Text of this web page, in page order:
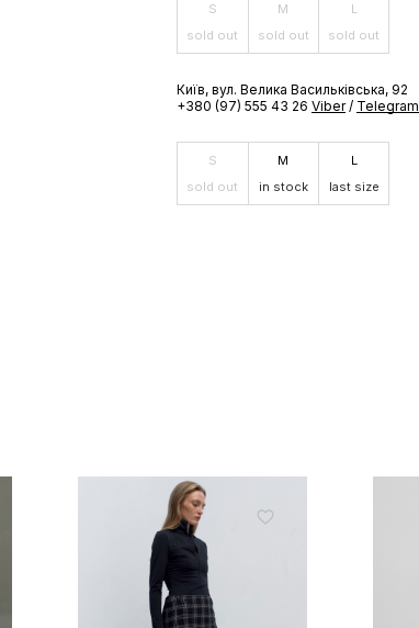
S
sold out
M
sold out
L
sold out
Київ, вул. Велика Васильківська, 92
+380 (97) 555 43 26 Viber / Telegram
S
sold out
M
in stock
L
last size